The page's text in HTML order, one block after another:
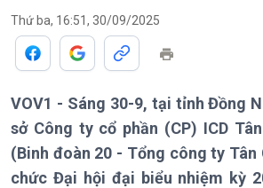
Thứ ba, 16:51, 30/09/2025
VOV1 - Sáng 30-9, tại tỉnh Đồng
sở Công ty cổ phần (CP) ICD
(Binh đoàn 20 - Tổng công ty Tân
chức Đại hội đại biểu nhiệm kỳ